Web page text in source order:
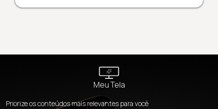
Meu Tela
Priorize os conteúdos mais relevantes para você